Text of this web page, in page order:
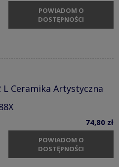
POWIADOM O
DOSTĘPNOŚCI
L Ceramika Artystyczna
74,80 zł
POWIADOM O
DOSTĘPNOŚCI